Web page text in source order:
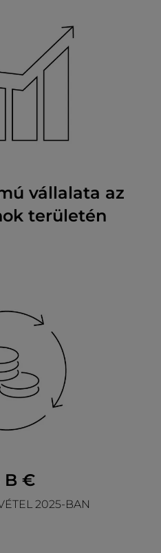
vállalata az
területén
B €
2025-BAN